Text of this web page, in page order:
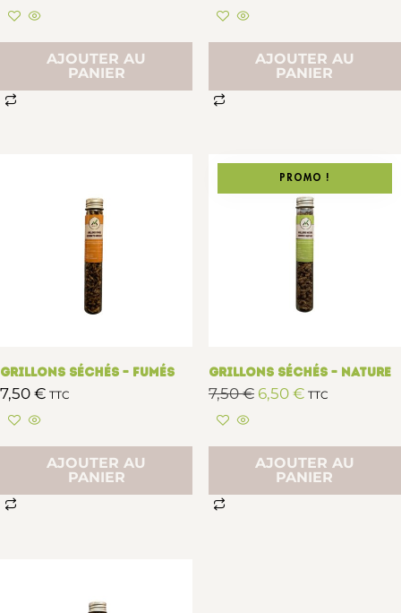
AJOUTER AU
PANIER
AJOUTER AU
PANIER
Grillons séchés – Fumés
7,50€ TTC
AJOUTER AU
PANIER
PROMO !
Grillons séchés – Nature
7,50€ 6,50€ TTC
AJOUTER AU
PANIER